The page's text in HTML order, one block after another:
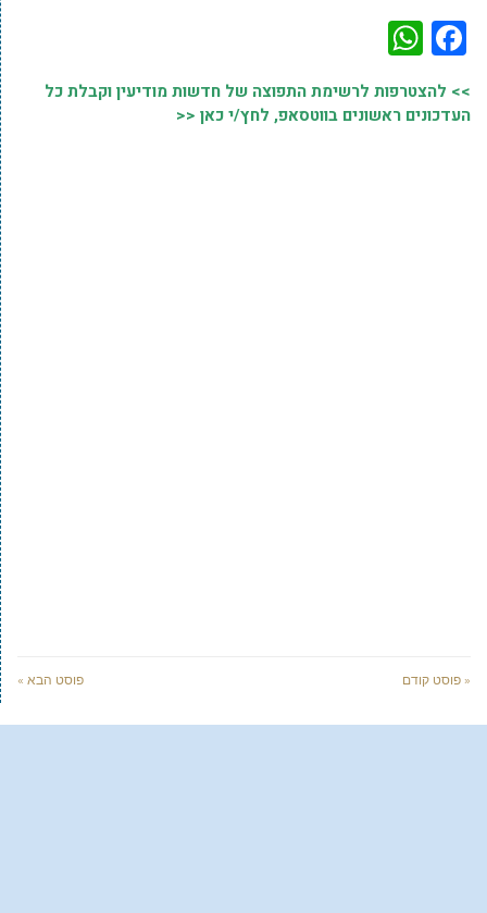
Facebook
>> להצטרפות לרשימת התפוצה של חדשות מודיעין וקבלת כל
העדכונים ראשונים בווטסאפ, לחץ/י כאן <<
« פוסט קודם פוסט הבא »